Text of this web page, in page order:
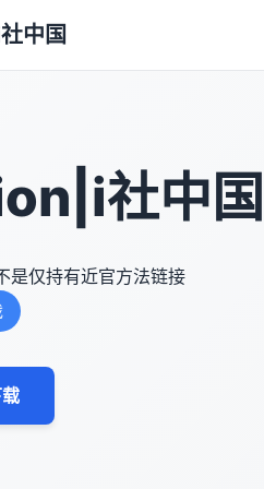
中国
社中国
是仅持有近官方法链接